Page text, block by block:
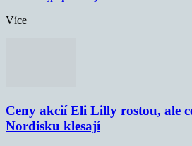
Více
Ceny akcií Eli Lilly rostou, ale
Nordisku klesají